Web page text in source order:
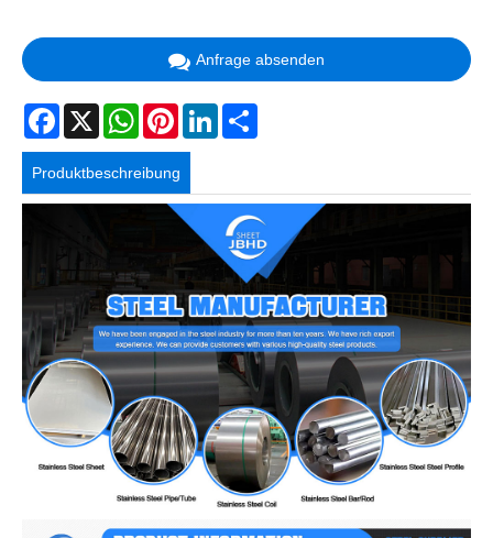
Anfrage absenden
Facebook
X WhatsAppPinterestLinkedIn
Produktbeschreibung